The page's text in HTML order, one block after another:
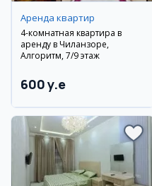
Аренда квартир
4-комнатная квартира в
аренду в Чиланзоре,
Алгоритм, 7/9 этаж
600 y.e